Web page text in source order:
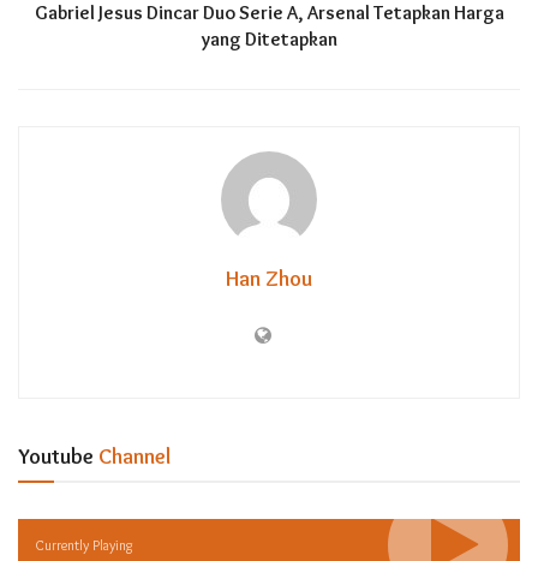
Gabriel Jesus Dincar Duo Serie A, Arsenal Tetapkan Harga
yang Ditetapkan
Han Zhou
Youtube Channel
Currently Playing